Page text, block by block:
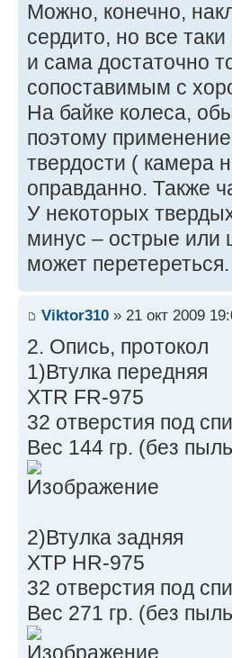
Можно, конечно,
сердито, но все
и сама достаточно
сопоставимым с
На байке колеса,
поэтому
твердости ( камера
оправданно. Также
У некоторых
минус – острые
может перетереться.
Viktor310 » 21 окт 2009
2. Опись, протокол
1)Втулка передняя
XTR FR-975
32 отверстия под
Вес 144 гр. (без
2)Втулка задняя
ХТР HR-975
32 отверстия под
Вес 271 гр. (без